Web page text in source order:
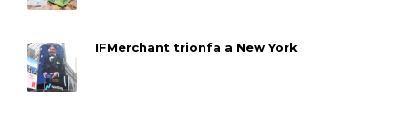
IFMerchant trionfa a New York